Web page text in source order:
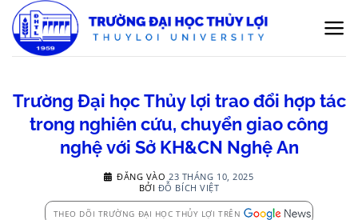
qua
nội
Trường Đại học Thủy lợi trao đổi hợp tác
trong nghiên cứu, chuyển giao công
nghệ với Sở KH&CN Nghệ An
ĐĂNG VÀO 23 THÁNG 10, 2025
BỞI ĐỖ BÍCH VIỆT
THEO DÕI TRƯỜNG ĐẠI HỌC THỦY LỢI TRÊN